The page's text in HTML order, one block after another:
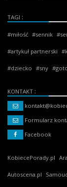
TAGI
miłość sennik
artykuł partnerski
dziecko sny
KONTAKT
Formularz
Facebook
KobiecePorady.pl
Autoscena.pl